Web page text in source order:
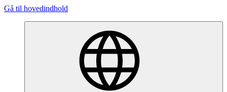
Gå til hovedindhold